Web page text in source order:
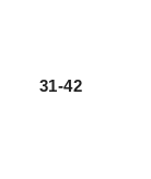
31-42